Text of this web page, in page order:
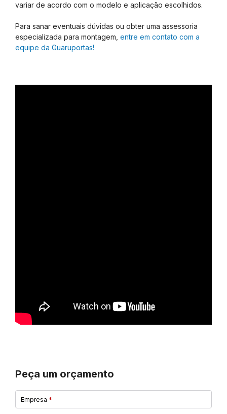
variar de acordo com o modelo e aplicação escolhidos.
Para sanar eventuais dúvidas ou obter uma assessoria
especializada para montagem, entre em contato com a
equipe da Guaruportas!
Peça um orçamento
Empresa *